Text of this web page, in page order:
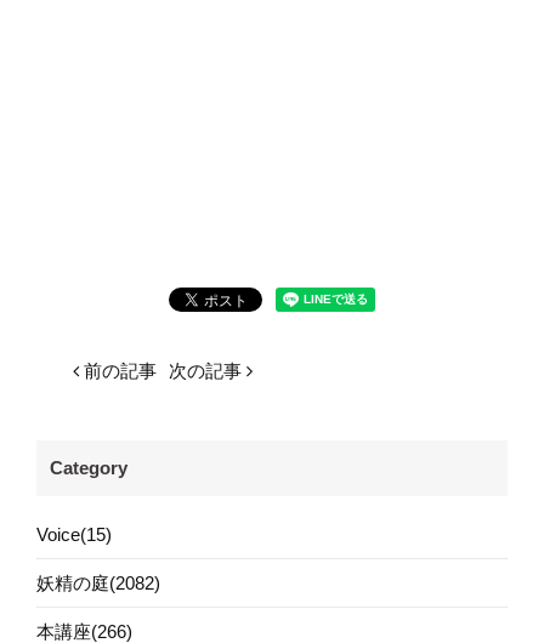
前の記事 次の記事
Category
Voice(15)
妖精の庭(2082)
本講座(266)